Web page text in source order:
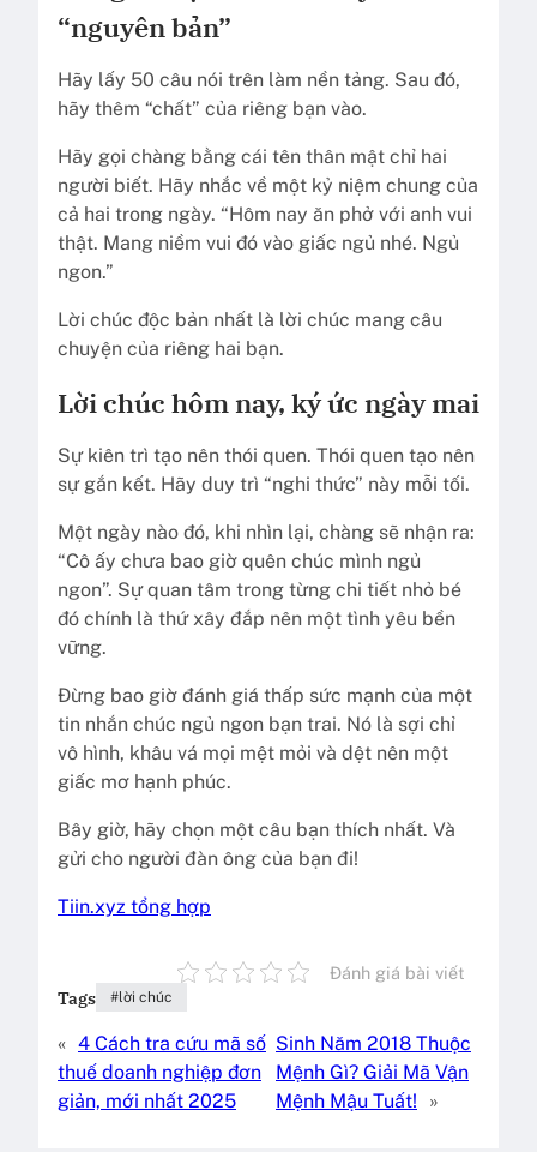
“nguyên bản”
Hãy lấy 50 câu nói trên làm nền tảng. Sau đó,
hãy thêm “chất” của riêng bạn vào.
Hãy gọi chàng bằng cái tên thân mật chỉ hai
người biết. Hãy nhắc về một kỷ niệm chung của
cả hai trong ngày. “Hôm nay ăn phở với anh vui
thật. Mang niềm vui đó vào giấc ngủ nhé. Ngủ
ngon.”
Lời chúc độc bản nhất là lời chúc mang câu
chuyện của riêng hai bạn.
Lời chúc hôm nay, ký ức ngày mai
Sự kiên trì tạo nên thói quen. Thói quen tạo nên
sự gắn kết. Hãy duy trì “nghi thức” này mỗi tối.
Một ngày nào đó, khi nhìn lại, chàng sẽ nhận ra:
“Cô ấy chưa bao giờ quên chúc mình ngủ
ngon”. Sự quan tâm trong từng chi tiết nhỏ bé
đó chính là thứ xây đắp nên một tình yêu bền
vững.
Đừng bao giờ đánh giá thấp sức mạnh của một
tin nhắn chúc ngủ ngon bạn trai. Nó là sợi chỉ
vô hình, khâu vá mọi mệt mỏi và dệt nên một
giấc mơ hạnh phúc.
Bây giờ, hãy chọn một câu bạn thích nhất. Và
gửi cho người đàn ông của bạn đi!
Tiin.xyz tổng hợp
Đánh giá bài viết
Tags lời chúc
« 4 Cách tra cứu mã số
thuế doanh nghiệp đơn
giản, mới nhất 2025
Sinh Năm 2018 Thuộc
Mệnh Gì? Giải Mã Vận
Mệnh Mậu Tuất!
»